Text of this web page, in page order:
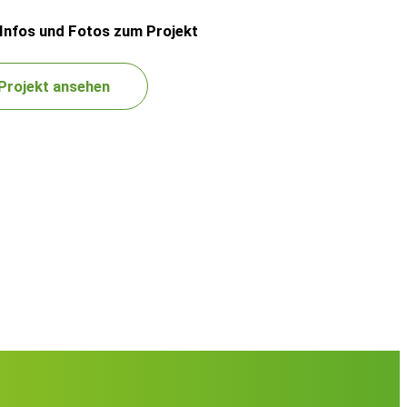
und Fotos zum Projekt
ansehen